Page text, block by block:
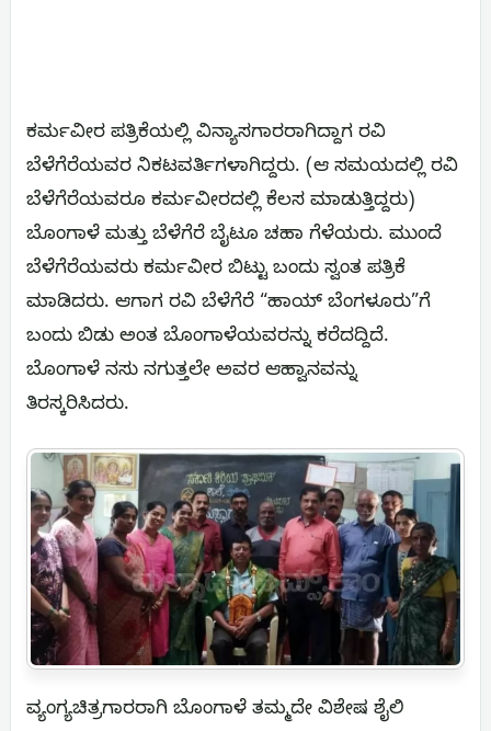
ಕರ್ಮವೀರ ಪತ್ರಿಕೆಯಲ್ಲಿ ವಿನ್ಯಾಸಗಾರರಾಗಿದ್ದಾಗ ರವಿ
ಬೆಳೆಗೆರೆಯವರ ನಿಕಟವರ್ತಿಗಳಾಗಿದ್ದರು. (ಆ ಸಮಯದಲ್ಲಿ ರವಿ
ಬೆಳೆಗೆರೆಯವರೂ ಕರ್ಮವೀರದಲ್ಲಿ ಕೆಲಸ ಮಾಡುತ್ತಿದ್ದರು)
ಬೊಂಗಾಳೆ ಮತ್ತು ಬೆಳೆಗೆರೆ ಬೈಟೂ ಚಹಾ ಗೆಳೆಯರು. ಮುಂದೆ
ಬೆಳೆಗೆರೆಯವರು ಕರ್ಮವೀರ ಬಿಟ್ಟು ಬಂದು ಸ್ವಂತ ಪತ್ರಿಕೆ
ಮಾಡಿದರು. ಆಗಾಗ ರವಿ ಬೆಳೆಗೆರೆ “ಹಾಯ್ ಬೆಂಗಳೂರು”ಗೆ
ಬಂದು ಬಿಡು ಅಂತ ಬೊಂಗಾಳೆಯವರನ್ನು ಕರೆದದ್ದಿದೆ.
ಬೊಂಗಾಳೆ ನಸು ನಗುತ್ತಲೇ ಅವರ ಆಹ್ವಾನವನ್ನು
ತಿರಸ್ಕರಿಸಿದರು.
ವ್ಯಂಗ್ಯಚಿತ್ರಗಾರರಾಗಿ ಬೊಂಗಾಳೆ ತಮ್ಮದೇ ವಿಶೇಷ ಶೈಲಿ